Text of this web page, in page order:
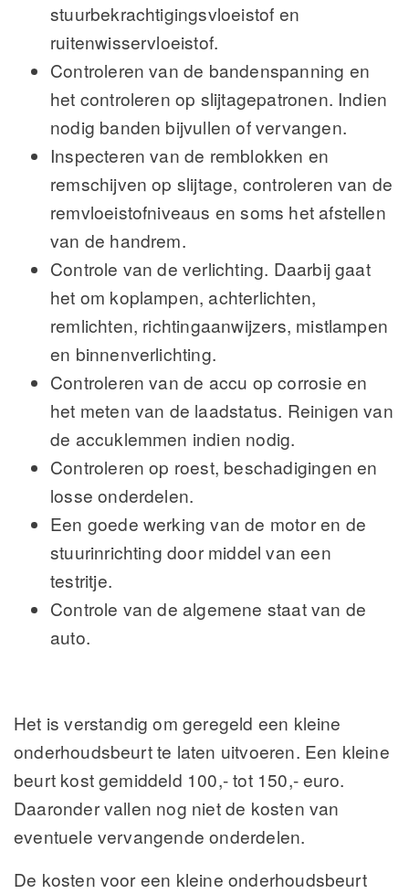
stuurbekrachtigingsvloeistof en
ruitenwisservloeistof.
Controleren van de bandenspanning en
het controleren op slijtagepatronen. Indien
nodig banden bijvullen of vervangen.
Inspecteren van de remblokken en
remschijven op slijtage, controleren van de
remvloeistofniveaus en soms het afstellen
van de handrem.
Controle van de verlichting. Daarbij gaat
het om koplampen, achterlichten,
remlichten, richtingaanwijzers, mistlampen
en binnenverlichting.
Controleren van de accu op corrosie en
het meten van de laadstatus. Reinigen van
de accuklemmen indien nodig.
Controleren op roest, beschadigingen en
losse onderdelen.
Een goede werking van de motor en de
stuurinrichting door middel van een
testritje.
Controle van de algemene staat van de
auto.
Het is verstandig om geregeld een kleine
onderhoudsbeurt te laten uitvoeren. Een kleine
beurt kost gemiddeld 100,- tot 150,- euro.
Daaronder vallen nog niet de kosten van
eventuele vervangende onderdelen.
De kosten voor een kleine onderhoudsbeurt